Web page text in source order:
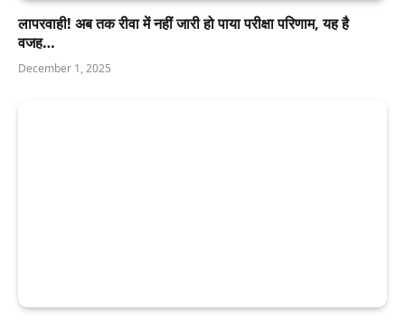
लापरवाही! अब तक रीवा में नहीं जारी हो पाया परीक्षा परिणाम, यह है
वजह…
December 1, 2025